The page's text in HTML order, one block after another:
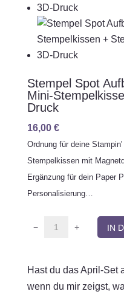
Stempel Spot
Mini-
Druck
16,00 €
Ordnung für deine
Stempelkissen mit
Ergänzung für dein Paper
Personalisierung…
m
p
− + IN
Hast du das April-Set
wenn du mir zeigst,